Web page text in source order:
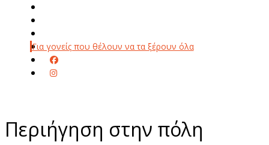
Για γονείς που θέλουν να τα ξέρουν όλα
Περιήγηση στην πόλη